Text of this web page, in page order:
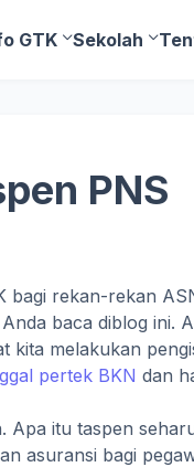
GTK Sekolah
PNS
bagi rekan-rekan
baca diblog ini.
kita melakukan
pertek BKN dan
Apa itu taspen
asuransi bagi